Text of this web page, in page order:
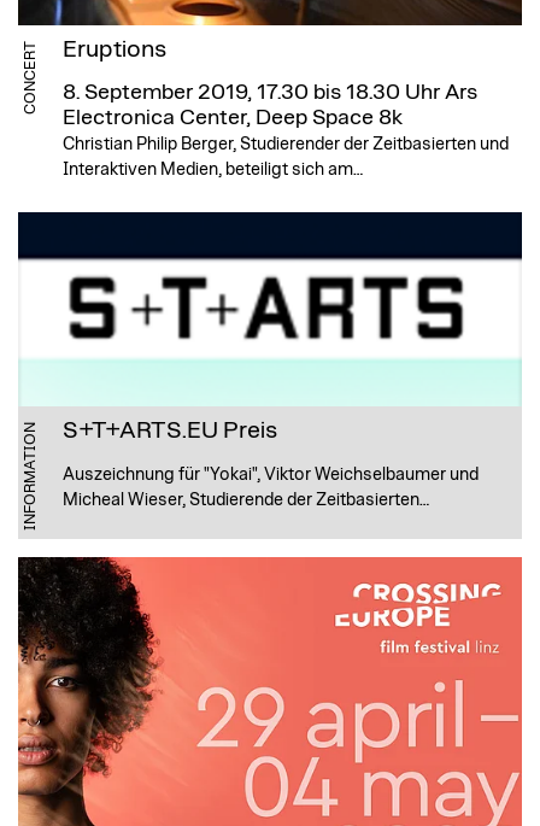
CONCERT Eruptions
8. September 2019, 17.30 bis 18.30 Uhr Ars
Electronica Center, Deep Space 8k
Christian Philip Berger, Studierender der Zeitbasierten und
Interaktiven Medien, beteiligt sich am…
INFORMATION S+T+ARTS.EU Preis
Auszeichnung für "Yokai", Viktor Weichselbaumer und
Micheal Wieser, Studierende der Zeitbasierten…